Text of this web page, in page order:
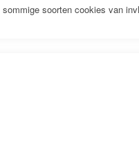
soorten cookies van